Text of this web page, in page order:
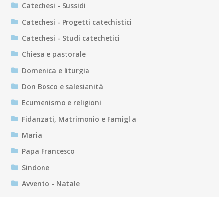
Catechesi - Sussidi
Catechesi - Progetti catechistici
Catechesi - Studi catechetici
Chiesa e pastorale
Domenica e liturgia
Don Bosco e salesianità
Ecumenismo e religioni
Fidanzati, Matrimonio e Famiglia
Maria
Papa Francesco
Sindone
Avvento - Natale